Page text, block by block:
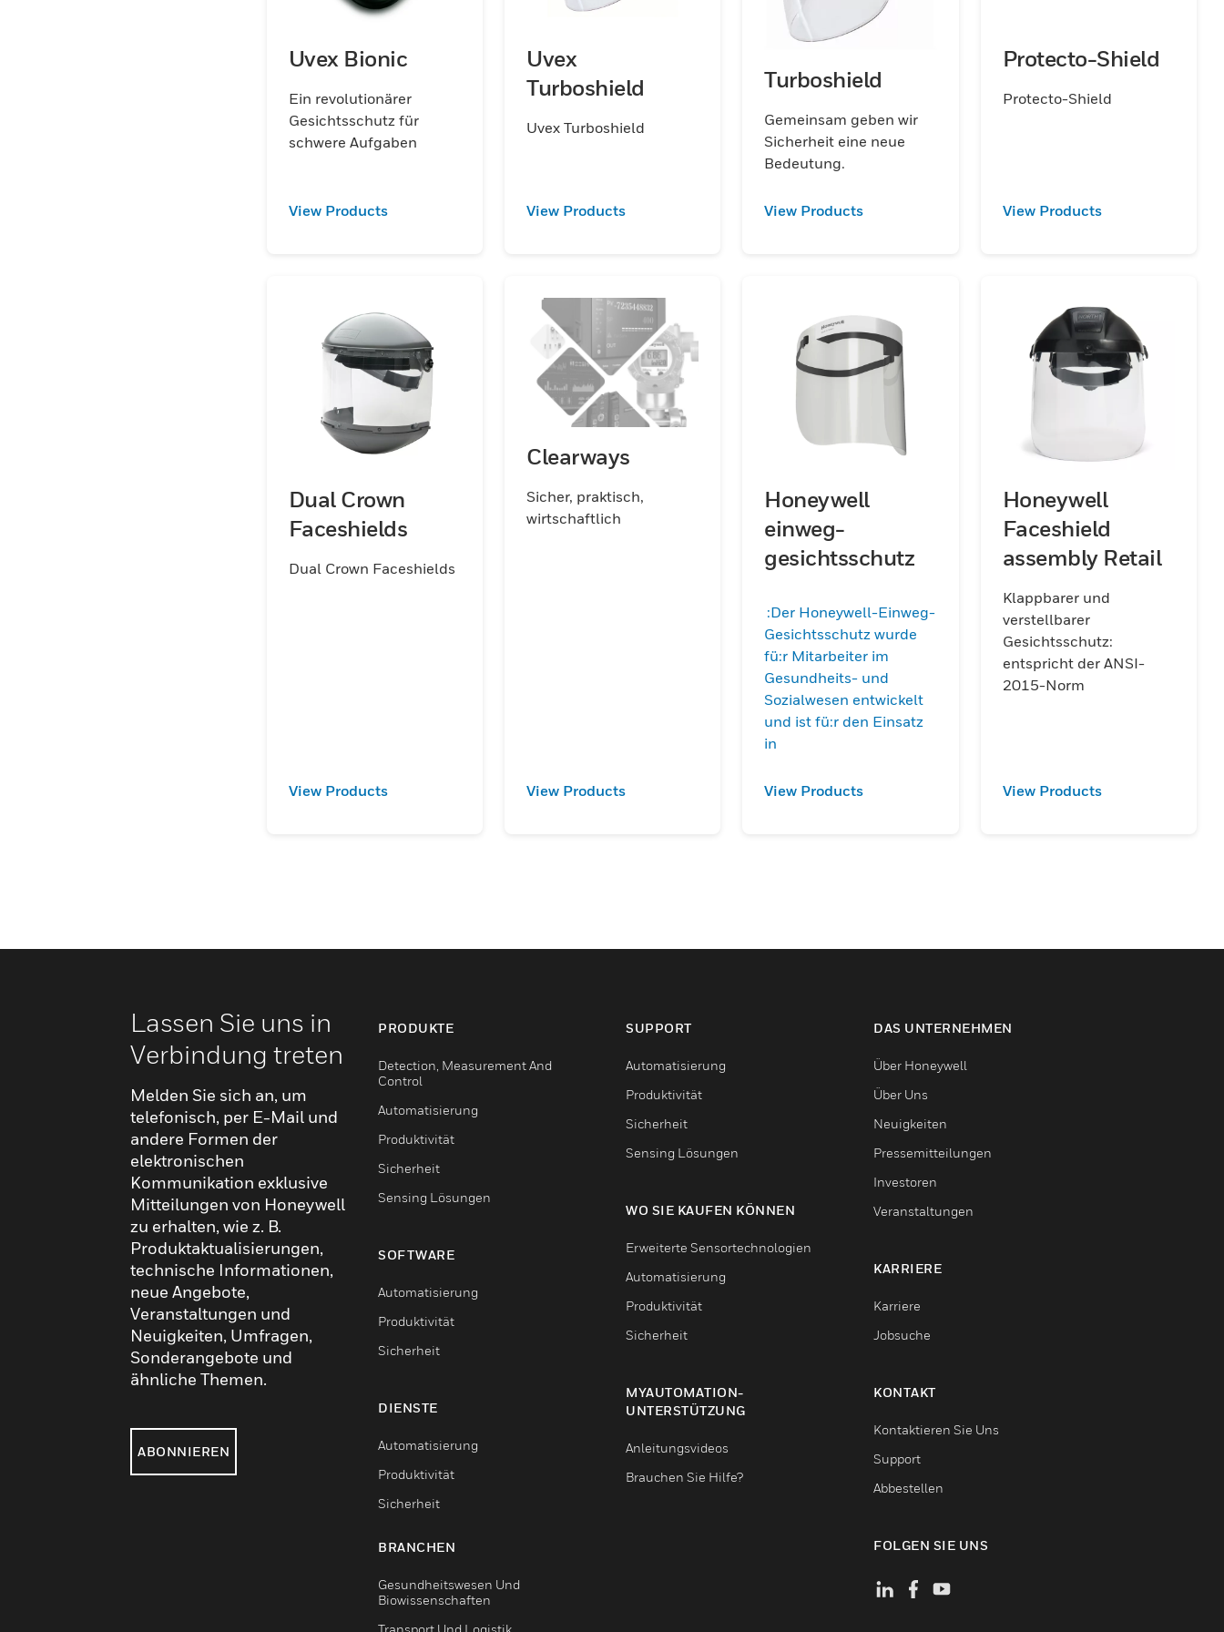
Uvex Bionic
Ein revolutionärer
Gesichtsschutz für
schwere Aufgaben
View Products
Uvex
Turboshield
Uvex Turboshield
View Products
Turboshield
Gemeinsam geben wir
Sicherheit eine neue
Bedeutung.
View Products
Protecto-Shield
Protecto-Shield
View Products
Dual Crown
Faceshields
Dual Crown Faceshields
View Products
Clearways
Sicher, praktisch,
wirtschaftlich
View Products
Honeywell
einweg-
gesichtsschutz
:Der Honeywell-Einweg-
Gesichtsschutz wurde
fü:r Mitarbeiter im
Gesundheits- und
Sozialwesen entwickelt
und ist fü:r den Einsatz
in
View Products
Honeywell
Faceshield
assembly Retail
Klappbarer und
verstellbarer
Gesichtsschutz:
entspricht der ANSI-
2015-Norm
View Products
Lassen Sie uns in
Verbindung treten
Melden Sie sich an, um
telefonisch, per E-Mail und
andere Formen der
elektronischen
Kommunikation exklusive
Mitteilungen von Honeywell
zu erhalten, wie z. B.
Produktaktualisierungen,
technische Informationen,
neue Angebote,
Veranstaltungen und
Neuigkeiten, Umfragen,
Sonderangebote und
ähnliche Themen.
ABONNIEREN
PRODUKTE
Detection, Measurement And
Control
Automatisierung
Produktivität
Sicherheit
Sensing Lösungen
SOFTWARE
Automatisierung
Produktivität
Sicherheit
DIENSTE
Automatisierung
Produktivität
Sicherheit
BRANCHEN
Gesundheitswesen Und
Biowissenschaften
SUPPORT
Automatisierung
Produktivität
Sicherheit
Sensing Lösungen
WO SIE KAUFEN KÖNNEN
Erweiterte Sensortechnologien
Automatisierung
Produktivität
Sicherheit
MYAUTOMATION-
UNTERSTÜTZUNG
Anleitungsvideos
Brauchen Sie Hilfe?
DAS UNTERNEHMEN
Über Honeywell
Über Uns
Neuigkeiten
Pressemitteilungen
Investoren
Veranstaltungen
KARRIERE
Karriere
Jobsuche
KONTAKT
Kontaktieren Sie Uns
Support
Abbestellen
FOLGEN SIE UNS